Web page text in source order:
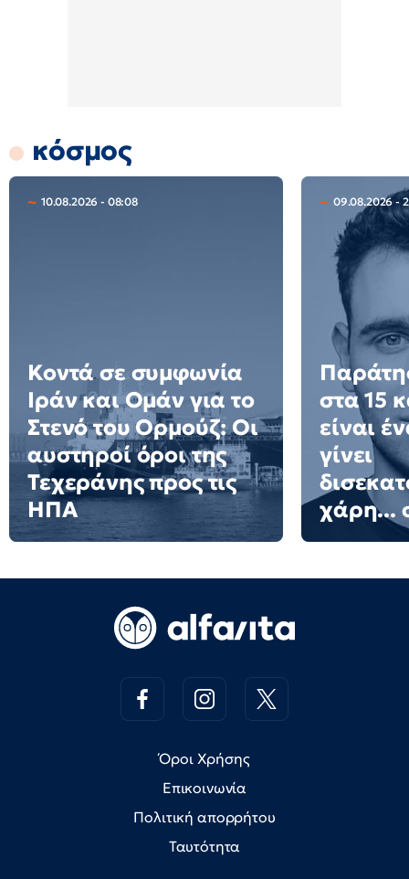
κόσμος
10.08.2026 - 08:08
Κοντά σε συμφωνία
Ιράν και Ομάν για το
Στενό του Ορμούζ: Οι
αυστηροί όροι της
Τεχεράνης προς τις
ΗΠΑ
09.08.2026 -
στα 15
είναι
γίνει
χάρη...
Όροι Χρήσης
Επικοινωνία
Πολιτική απορρήτου
Ταυτότητα